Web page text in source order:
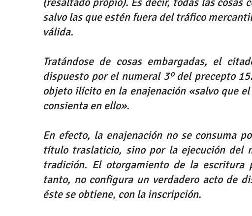
salvo las que estén fuera del tráfico
válida.
Tratándose de cosas embargadas, el
dispuesto por el numeral 3º del precepto
objeto ilícito en la enajenación «salvo que
consienta en ello».
En efecto, la enajenación no se consuma
título traslaticio, sino por la ejecución del
tradición. El otorgamiento de la escritura
tanto, no configura un verdadero acto de
éste se obtiene, con la inscripción.